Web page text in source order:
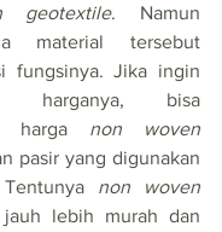
geotextile. Namun
material tersebut
fungsinya. Jika ingin
harganya, bisa
harga non woven
pasir yang digunakan
non woven
jauh lebih murah dan